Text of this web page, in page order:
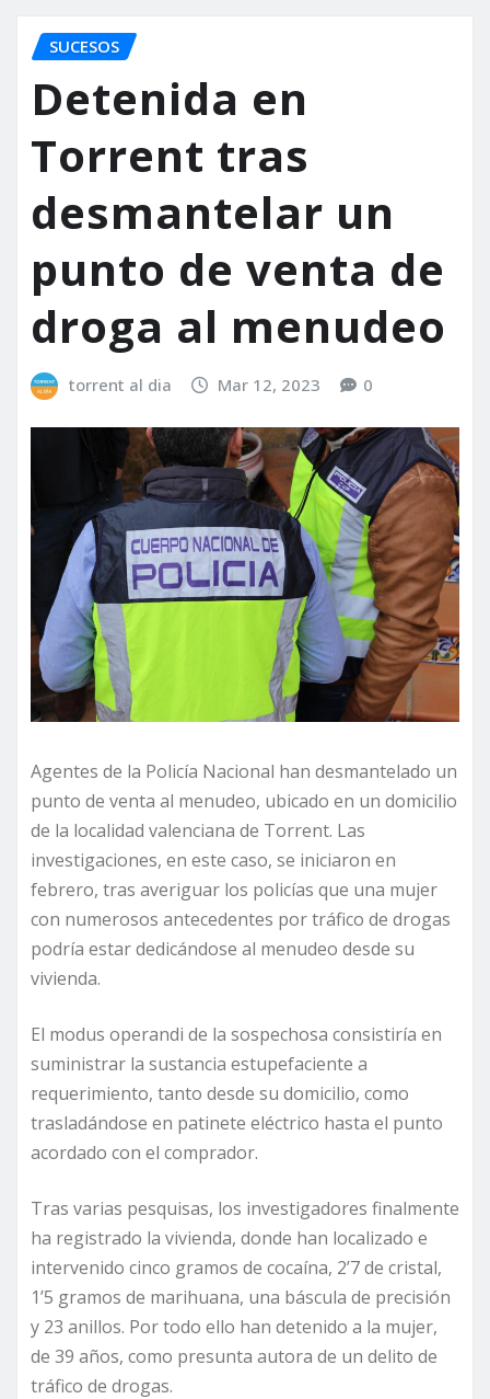
SUCESOS
Detenida en
Torrent tras
desmantelar un
punto de venta de
droga al menudeo
torrent al dia Mar 12, 2023 0
Agentes de la Policía Nacional han desmantelado un
punto de venta al menudeo, ubicado en un domicilio
de la localidad valenciana de Torrent. Las
investigaciones, en este caso, se iniciaron en
febrero, tras averiguar los policías que una mujer
con numerosos antecedentes por tráfico de drogas
podría estar dedicándose al menudeo desde su
vivienda.
El modus operandi de la sospechosa consistiría en
suministrar la sustancia estupefaciente a
requerimiento, tanto desde su domicilio, como
trasladándose en patinete eléctrico hasta el punto
acordado con el comprador.
Tras varias pesquisas, los investigadores finalmente
ha registrado la vivienda, donde han localizado e
intervenido cinco gramos de cocaína, 2’7 de cristal,
1’5 gramos de marihuana, una báscula de precisión
y 23 anillos. Por todo ello han detenido a la mujer,
de 39 años, como presunta autora de un delito de
tráfico de drogas.